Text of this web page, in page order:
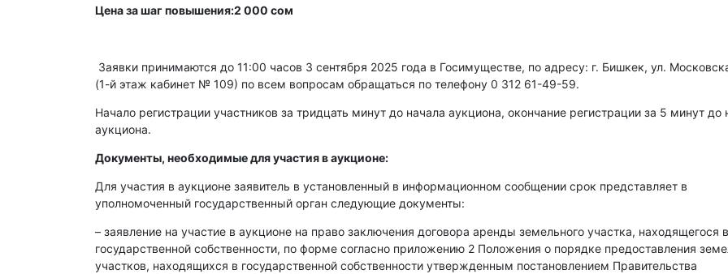
Цена за шаг повышения:2 000 сом
Заявки принимаются до 11:00 часов 3 сентября 2025 года в Госимуществе, по адресу: г. Бишкек, ул.
(1-й этаж кабинет № 109) по всем вопросам обращаться по телефону 0 312 61-49-59.
Начало регистрации участников за тридцать минут до начала аукциона, окончание регистрации за 5 минут до
аукциона.
Документы, необходимые для участия в аукционе:
Для участия в аукционе заявитель в установленный в информационном сообщении срок представляет в
уполномоченный государственный орган следующие документы:
– заявление на участие в аукционе на право заключения договора аренды земельного участка, находящегося в
государственной собственности, по форме согласно приложению 2 Положения о порядке предоставления
участков, находящихся в государственной собственности утвержденным постановлением Правительства